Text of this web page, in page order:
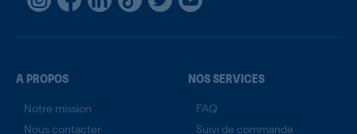
A PROPOS
Notre mission
Nous contacter
NOS SERVICES
FAQ
Suivi de commande